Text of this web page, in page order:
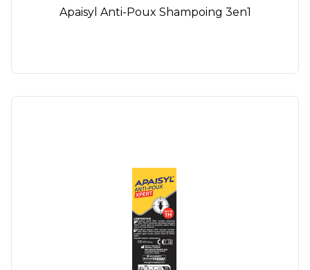
Apaisyl Anti-Poux Shampoing 3en1